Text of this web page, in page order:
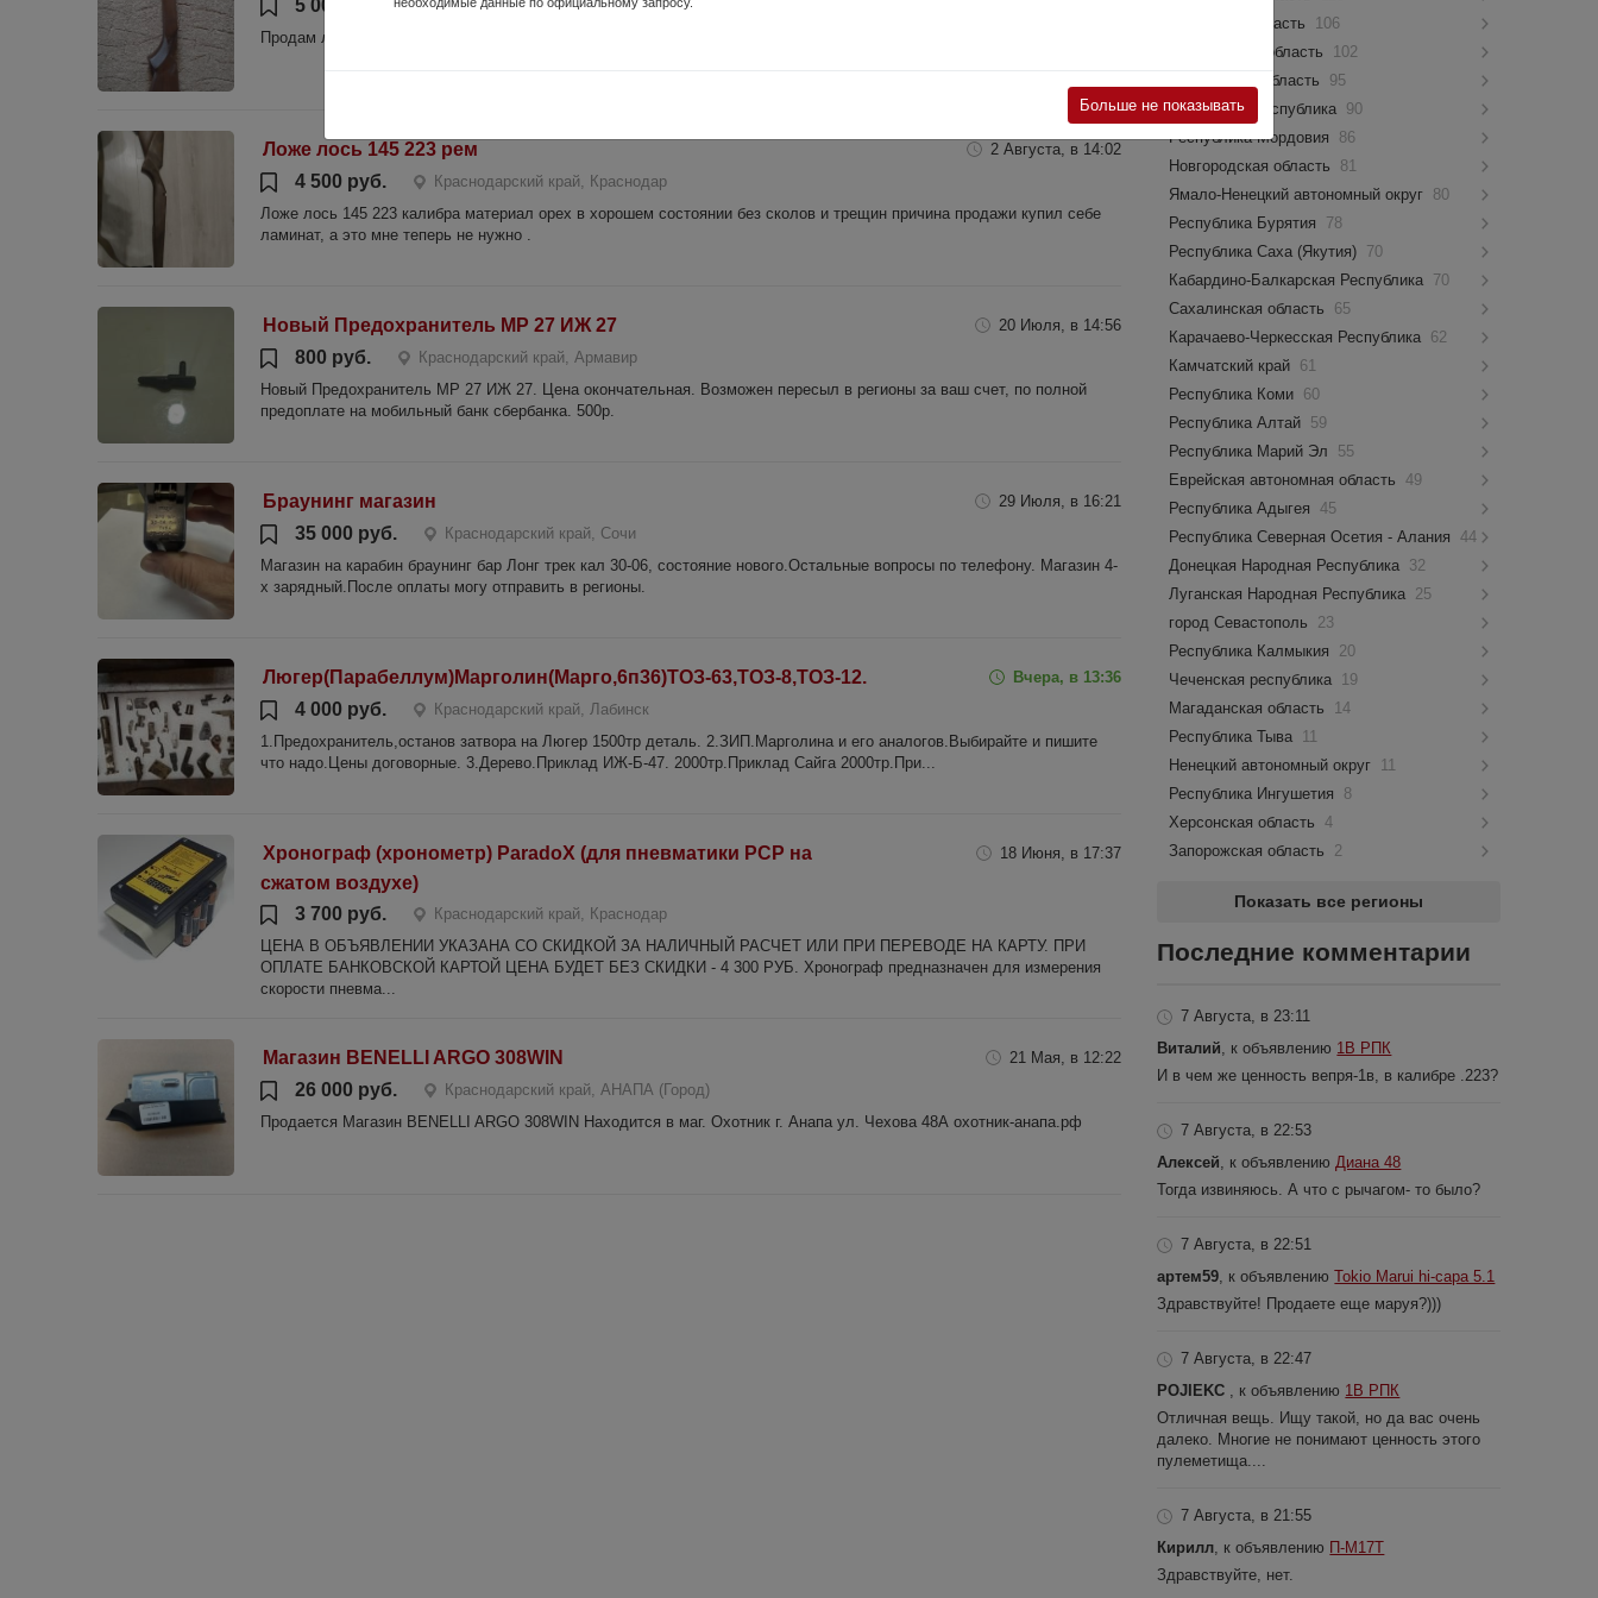
5 000 руб.
Краснодарский край, Советская
Продам ложе CZ-527.Следы эксплуатации присутствуют но не критичные доп.фото по запросу
Ложе лось 145 223 рем 2 Августа, в 14:02
4 500 руб.
Краснодарский край, Краснодар
Ложе лось 145 223 калибра материал орех в хорошем состоянии без сколов и трещин причина продажи купил себе
ламинат, а это мне теперь не нужно .
Новый Предохранитель МР 27 ИЖ 27 20 Июля, в 14:56
800 руб.
Краснодарский край, Армавир
Новый Предохранитель МР 27 ИЖ 27. Цена окончательная. Возможен пересыл в регионы за ваш счет, по полной
предоплате на мобильный банк сбербанка. 500р.
Браунинг магазин 29 Июля, в 16:21
35 000 руб.
Краснодарский край, Сочи
Магазин на карабин браунинг бар Лонг трек кал 30-06, состояние нового.Остальные вопросы по телефону. Магазин 4-
х зарядный.После оплаты могу отправить в регионы.
Люгер(Парабеллум)Марголин(Марго,6п36)ТОЗ-63,ТОЗ-8,ТОЗ-12. Вчера, в 13:36
4 000 руб.
Краснодарский край, Лабинск
1.Предохранитель,останов затвора на Люгер 1500тр деталь. 2.ЗИП.Марголина и его аналогов.Выбирайте и пишите
что надо.Цены договорные. 3.Дерево.Приклад ИЖ-Б-47. 2000тр.Приклад Сайга 2000тр.При...
Хронограф (хронометр) ParadoX (для пневматики РСР на
сжатом воздухе)
18 Июня, в 17:37
3 700 руб.
Краснодарский край, Краснодар
ЦЕНА В ОБЪЯВЛЕНИИ УКАЗАНА СО СКИДКОЙ ЗА НАЛИЧНЫЙ РАСЧЕТ ИЛИ ПРИ ПЕРЕВОДЕ НА КАРТУ. ПРИ
ОПЛАТЕ БАНКОВСКОЙ КАРТОЙ ЦЕНА БУДЕТ БЕЗ СКИДКИ - 4 300 РУБ. Хронограф предназначен для измерения
скорости пневма...
Магазин BENELLI ARGO 308WIN 21 Мая, в 12:22
26 000 руб.
Краснодарский край, АНАПА (Город)
Продается Магазин BENELLI ARGO 308WIN Находится в маг. Охотник г. Анапа ул. Чехова 48А охотник-анапа.рф
Больше не показывать
Псковская область
106
Костромская область
102
Мурманская область
95
Чувашская Республика 90
Республика Мордовия
86
Новгородская область
81
Ямало-Ненецкий автономный округ 80
Республика Бурятия
78
Республика Саха (Якутия) 70
Кабардино-Балкарская Республика 70
Сахалинская область
65
Карачаево-Черкесская Республика 62
Камчатский край 61
Республика Коми 60
Республика Алтай 59
Республика Марий Эл
55
Еврейская автономная область
49
Республика Адыгея
45
Республика Северная Осетия - Алания
44
Донецкая Народная Республика 32
Луганская Народная Республика 25
город Севастополь
23
Республика Калмыкия
20
Чеченская республика 19
Магаданская область
14
Республика Тыва 11
Ненецкий автономный округ 11
Республика Ингушетия
8
Херсонская область
4
Запорожская область
2
Показать все регионы
Последние комментарии
7 Августа, в 23:11
Виталий , к объявлению 1В РПК
И в чем же ценность вепря-1в, в калибре .223?
7 Августа, в 22:53
Алексей , к объявлению Диана 48
Тогда извиняюсь. А что с рычагом- то было?
7 Августа, в 22:51
артем59 , к объявлениюTokio Marui hi-capa 5.1
Здравствуйте! Продаете еще маруя?)))
7 Августа, в 22:47
POJIEKC
, к объявлению 1В РПК
Отличная вещь. Ищу такой, но да вас очень
далеко. Многие не понимают ценность этого
пулеметища....
7 Августа, в 21:55
Кирилл , к объявлению П-М17Т
Здравствуйте, нет.